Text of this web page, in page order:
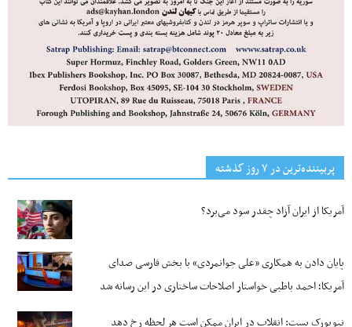
پربیننده‌ترین‌ در ۷ روز گذشته
آمریکا از ایران آزاد چقدر سود می‌برد؟
پایان دادن به همکاری «علی جوانمردی» با بخش فارسی صدای
آمریکا؛ احمد باطبی خواستار اصلاحات ساختاری در این رسانه شد
نیویورک پست: انقلاب در ایران ممکن است هر لحظه رخ دهد